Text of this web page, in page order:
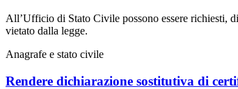
All’Ufficio di Stato Civile possono essere richiesti,
vietato dalla legge.
Anagrafe e stato civile
Rendere dichiarazione sostitutiva di